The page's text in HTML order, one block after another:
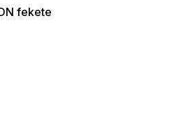
fekete